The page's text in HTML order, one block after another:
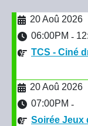
20 Aoû 2026
06:00PM -
TCS - Ciné
20 Aoû 2026
07:00PM -
Soirée Jeux